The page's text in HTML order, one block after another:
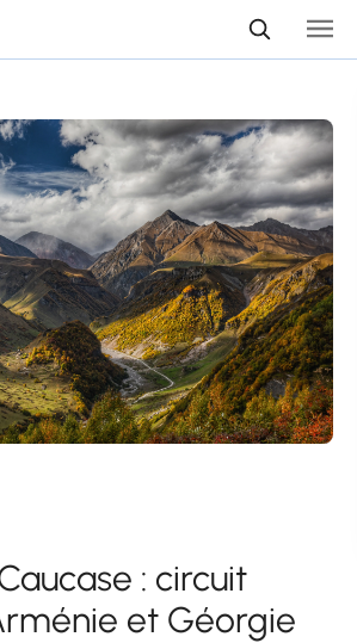
: circuit
et Géorgie